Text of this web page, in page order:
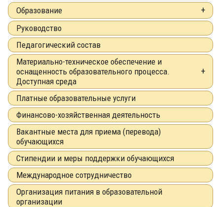
Образование
Руководство
Педагогический состав
Материально-техническое обеспечение и
оснащенность образовательного процесса.
Доступная среда
Платные образовательные услуги
Финансово-хозяйственная деятельность
Вакантные места для приема (перевода)
обучающихся
Стипендии и меры поддержки обучающихся
Международное сотрудничество
Организация питания в образовательной
организации